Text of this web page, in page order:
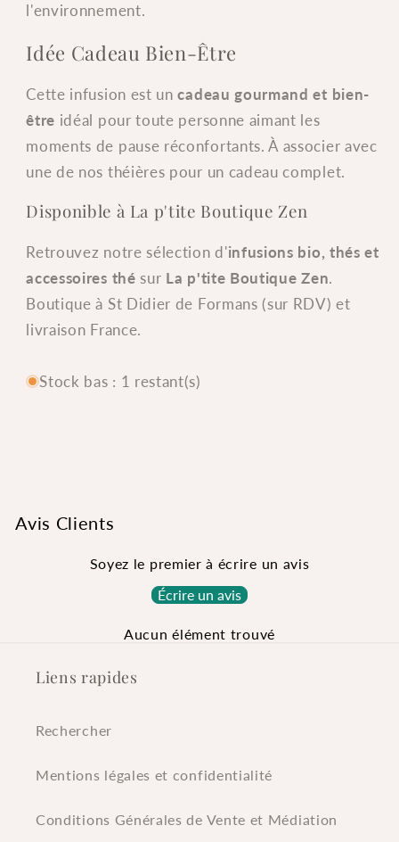
l'environnement.
Idée Cadeau Bien-Être
Cette infusion est uncadeau gourmand et bien-
être idéal pour toute personne aimant les
moments de pause réconfortants. À associer avec
une de nos théières pour un cadeau complet.
Disponible à La p'tite Boutique Zen
Retrouvez notre sélection d'infusions bio, thés et
accessoires thé sur La p'tite Boutique Zen.
Boutique à St Didier de Formans (sur RDV) et
livraison France.
Stock bas : 1 restant(s)
Avis Clients
Soyez le premier à écrire un avis
Écrire un avis
Aucun élément trouvé
Liens rapides
Rechercher
Mentions légales et confidentialité
Conditions Générales de Vente et Médiation